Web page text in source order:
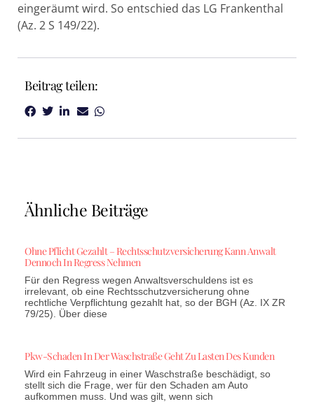
eingeräumt wird. So entschied das LG Frankenthal
(Az. 2 S 149/22).
Beitrag teilen:
Ähnliche Beiträge
Ohne Pflicht Gezahlt – Rechtsschutzversicherung Kann Anwalt
Dennoch In Regress Nehmen
Für den Regress wegen Anwaltsverschuldens ist es
irrelevant, ob eine Rechtsschutzversicherung ohne
rechtliche Verpflichtung gezahlt hat, so der BGH (Az. IX ZR
79/25). Über diese
Pkw-Schaden In Der Waschstraße Geht Zu Lasten Des Kunden
Wird ein Fahrzeug in einer Waschstraße beschädigt, so
stellt sich die Frage, wer für den Schaden am Auto
aufkommen muss. Und was gilt, wenn sich